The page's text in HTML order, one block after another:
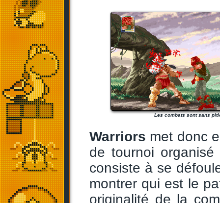
Les combats sont sans
Warriors met donc
de tournoi
consiste à se
montrer qui est le
originalité de la